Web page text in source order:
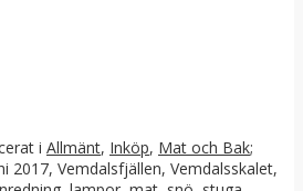
i Allmänt, Inköp, Mat och Bak;
2017, Vemdalsfjällen, Vemdalsskalet,